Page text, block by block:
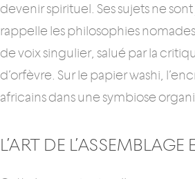
devenir spirituel. Ses sujets ne
rappelle les philosophies
de voix singulier, salué par la
d’orfèvre. Sur le papier washi,
africains dans une symbiose
L’ART DE